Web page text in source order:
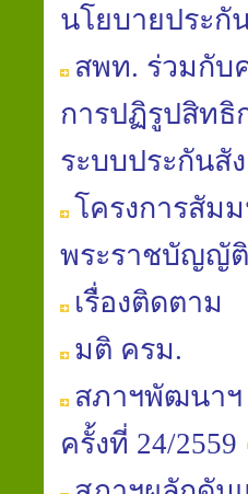
นโยบายประกั
สพท. ร่วมกับ
การปฏิรูปสิทธิ
ระบบประกันสั
โครงการสัม
พระราชบัญญัติ
เรื่องติดตาม
มติ ครม.
สภาฯพัฒนา
ครั้งที่ 24/2559